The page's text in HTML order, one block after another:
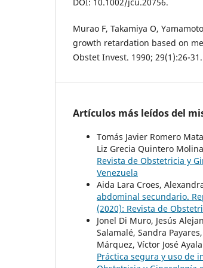
Murao F, Takamiya O,
growth retardation based on
Obstet Invest. 1990; 29(1):26-
Artículos más leídos del
Tomás Javier Romero
Liz Grecia Quintero
Revista de Obstetricia y
Venezuela
Aida Lara Croes,
abdominal secundario.
(2020): Revista de
Jonel Di Muro, Jesús
Salamalé, Sandra
Márquez, Víctor José
Práctica segura y uso de